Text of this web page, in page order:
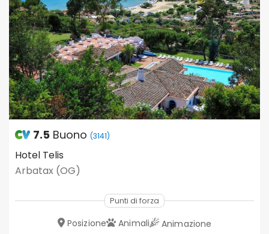
7.5 Buono (3141)
Hotel Telis
Arbatax (OG)
Punti di forza
Posizione Animali Animazione